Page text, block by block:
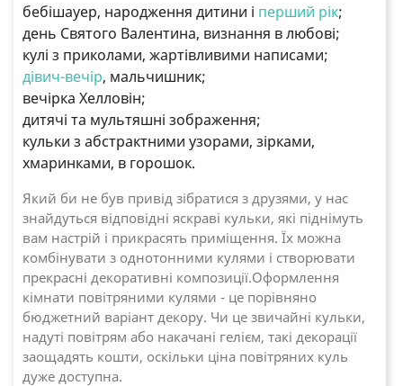
бебішауер, народження дитини і перший рік;
день Святого Валентина, визнання в любові;
кулі з приколами, жартівливими написами;
дівич-вечір, мальчишник;
вечірка Хелловін;
дитячі та мультяшні зображення;
кульки з абстрактними узорами, зірками,
хмаринками, в горошок.
Який би не був привід зібратися з друзями, у нас
знайдуться відповідні яскраві кульки, які піднімуть
вам настрій і прикрасять приміщення. Їх можна
комбінувати з однотонними кулями і створювати
прекрасні декоративні композиції.Оформлення
кімнати повітряними кулями - це порівняно
бюджетний варіант декору. Чи це звичайні кульки,
надуті повітрям або накачані гелієм, такі декорації
заощадять кошти, оскільки ціна повітряних куль
дуже доступна.